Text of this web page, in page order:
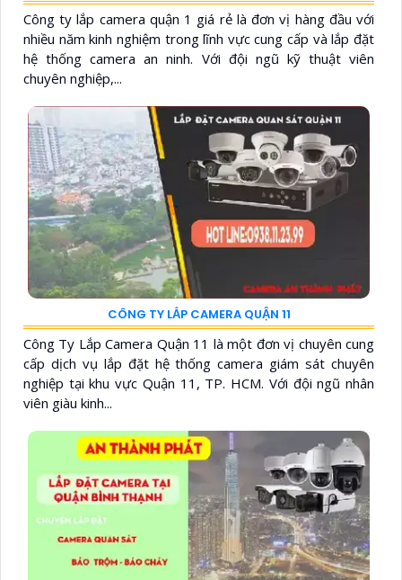
Công ty lắp camera quận 1 giá rẻ là đơn vị hàng đầu với
nhiều năm kinh nghiệm trong lĩnh vực cung cấp và lắp đặt
hệ thống camera an ninh. Với đội ngũ kỹ thuật viên
chuyên nghiệp,...
CÔNG TY LẮP CAMERA QUẬN 11
Công Ty Lắp Camera Quận 11 là một đơn vị chuyên cung
cấp dịch vụ lắp đặt hệ thống camera giám sát chuyên
nghiệp tại khu vực Quận 11, TP. HCM. Với đội ngũ nhân
viên giàu kinh...